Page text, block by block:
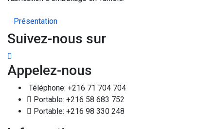
Présentation
Suivez-nous sur
Appelez-nous
Téléphone: +216 71 704 704
Portable: +216 58 683 752
Portable: +216 98 330 248